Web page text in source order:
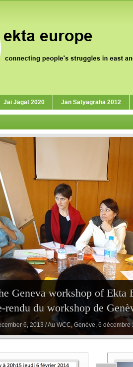
Jai Jagat 2020 Jan Satyagraha 2012
Geneva workshop of Ekta
rendu du workshop de
6, 2013 / Au WCC, Genève, 6 décembre